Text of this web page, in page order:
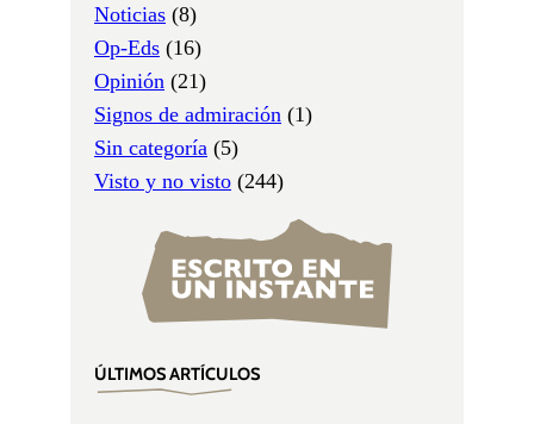
Noticias (8)
Op-Eds (16)
Opinión (21)
Signos de admiración (1)
Sin categoría (5)
Visto y no visto (244)
ÚLTIMOS ARTÍCULOS